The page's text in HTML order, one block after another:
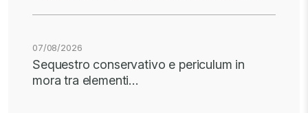
07/08/2026
Sequestro conservativo e periculum in
mora tra elementi…